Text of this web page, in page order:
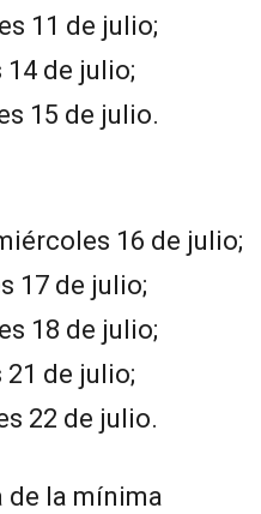
11 de julio;
de julio;
15 de julio.
16 de julio;
17 de julio;
18 de julio;
de julio;
22 de julio.
de la mínima